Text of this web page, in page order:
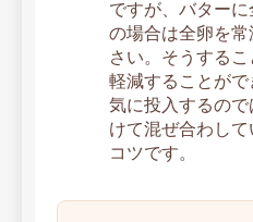
ですが、バター
の場合は全卵を
さい。そうする
軽減することが
気に投入するの
けて混ぜ合わし
コツです。